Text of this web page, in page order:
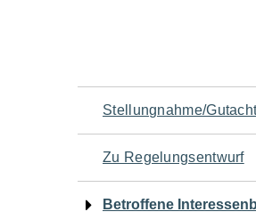
Navigation
für
den
Stellungnahme/
Zu Regelungsentwurf
Betroffene